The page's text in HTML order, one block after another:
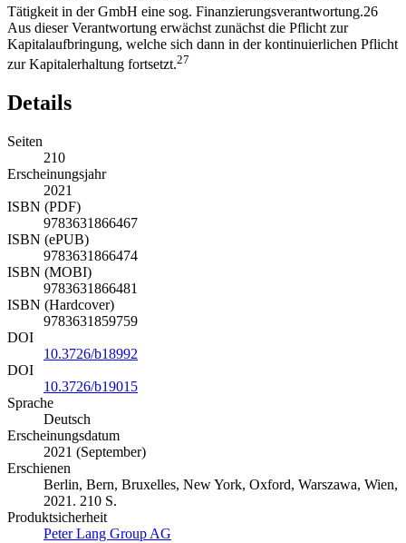
Tätigkeit in der GmbH eine sog. Finanzierungsverantwortung.26
Aus dieser Verantwortung erwächst zunächst die Pflicht zur
Kapitalaufbringung, welche sich dann in der kontinuierlichen Pflicht
zur Kapitalerhaltung fortsetzt.27
Details
Seiten
210
Erscheinungsjahr
2021
ISBN (PDF)
9783631866467
ISBN (ePUB)
9783631866474
ISBN (MOBI)
9783631866481
ISBN (Hardcover)
9783631859759
DOI
10.3726/b18992
DOI
10.3726/b19015
Sprache
Deutsch
Erscheinungsdatum
2021 (September)
Erschienen
Berlin, Bern, Bruxelles, New York, Oxford, Warszawa, Wien,
2021. 210 S.
Produktsicherheit
Peter Lang Group AG